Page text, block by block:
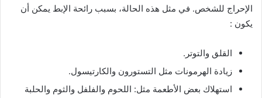
الإحراج للشخص. في مثل هذه الحالة، بسبب رائحة الإبط يمكن أن
يكون :
القلق والتوتر.
زيادة الهرمونات مثل التستورون والكارتيسول.
استهلاك بعض الأطعمة مثل: اللحوم والفلفل والثوم والحلبة